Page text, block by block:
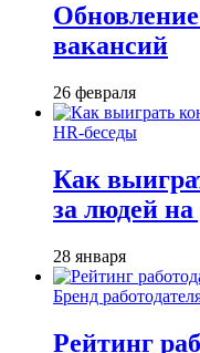
вакансий
26 февраля
HR-беседы
Как
за людей
28 января
Бренд
Рейтинг